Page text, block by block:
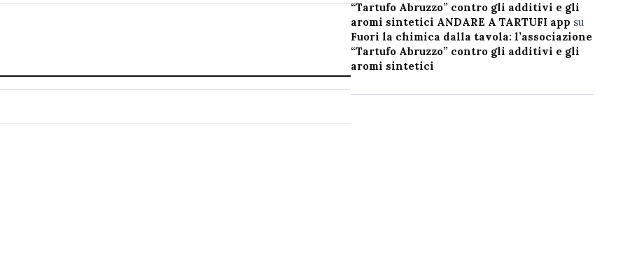
“Tartufo Abruzzo” contro gli additivi e gli
aromi sintetici ANDARE A TARTUFI app su
Fuori la chimica dalla tavola: l’associazione
“Tartufo Abruzzo” contro gli additivi e gli
aromi sintetici